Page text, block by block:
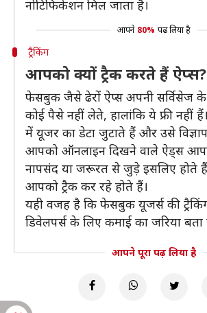
नोटिफिकेशन मिल जाता है।
आपने 80% पढ़ लिया है
ट्रैकिंग
आपको क्यों ट्रैक करते हैं ऐप्स?
फेसबुक जैसे ढेरों ऐप्स अपनी सर्विसेज
कोई पैसे नहीं लेते, हालांकि ये फ्री नहीं
में यूजर का डेटा जुटाते हैं और उसे
आपको ऑनलाइन दिखने वाले ऐड्स
नापसंद या जरूरत से जुड़े इसलिए होते
आपको ट्रैक कर रहे होते हैं।
यही वजह है कि फेसबुक यूजर्स की
डिवेलपर्स के लिए कमाई का जरिया बता
आपने पूरा पढ़ लिया है